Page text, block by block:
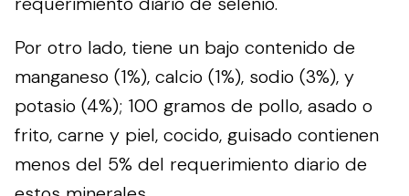
Por otro lado, tiene un bajo contenido de
manganeso (1%), calcio (1%), sodio (3%), y
potasio (4%); 100 gramos de pollo, asado o
frito, carne y piel, cocido, guisado contienen
menos del 5% del requerimiento diario de